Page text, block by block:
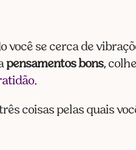
você se cerca de
pensamentos bons, colhe
.
coisas pelas quais